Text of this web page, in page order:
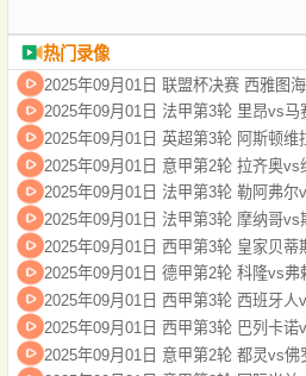
热门录像
2025年09月01日 联盟杯决赛 西雅图
2025年09月01日 法甲第3轮 里昂vs马
2025年09月01日 英超第3轮 阿斯顿维
2025年09月01日 意甲第2轮 拉齐奥vs
2025年09月01日 法甲第3轮 勒阿弗尔
2025年09月01日 法甲第3轮 摩纳哥vs
2025年09月01日 西甲第3轮 皇家贝
2025年09月01日 德甲第2轮 科隆vs弗
2025年09月01日 西甲第3轮 西班牙人
2025年09月01日 西甲第3轮 巴列卡
2025年09月01日 意甲第2轮 都灵vs佛